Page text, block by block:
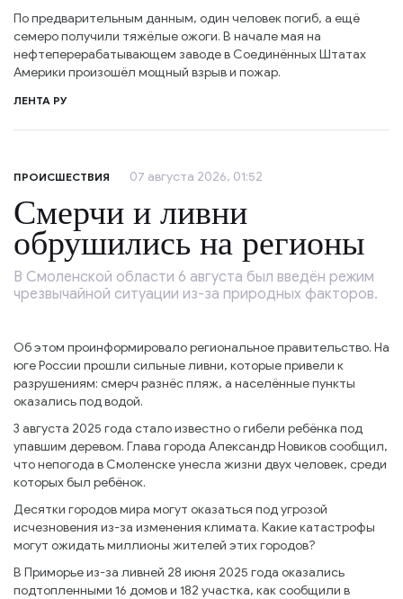
По предварительным данным, один человек погиб, а ещё
семеро получили тяжёлые ожоги. В начале мая на
нефтеперерабатывающем заводе в Соединённых Штатах
Америки произошёл мощный взрыв и пожар.
ЛЕНТА РУ
ПРОИСШЕСТВИЯ 07 августа 2026, 01:52
Смерчи и ливни
обрушились на регионы
В Смоленской области 6 августа был введён режим
чрезвычайной ситуации из-за природных факторов.
Об этом проинформировало региональное правительство. На
юге России прошли сильные ливни, которые привели к
разрушениям: смерч разнёс пляж, а населённые пункты
оказались под водой.
3 августа 2025 года стало известно о гибели ребёнка под
упавшим деревом. Глава города Александр Новиков сообщил,
что непогода в Смоленске унесла жизни двух человек, среди
которых был ребёнок.
Десятки городов мира могут оказаться под угрозой
исчезновения из-за изменения климата. Какие катастрофы
могут ожидать миллионы жителей этих городов?
В Приморье из-за ливней 28 июня 2025 года оказались
подтопленными 16 домов и 182 участка, как сообщили в